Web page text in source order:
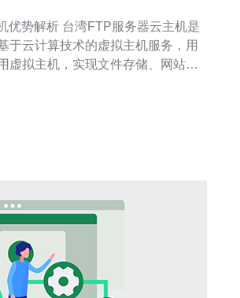
服务器云主机是
于云计算技术的虚拟主机服务，用
虚拟主机，实现文件存储、网站托